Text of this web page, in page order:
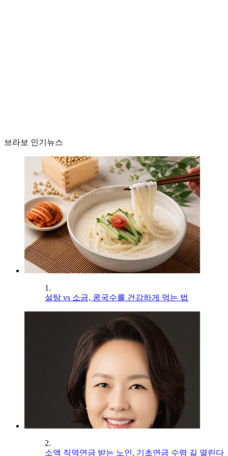
브라보 인기뉴스
1.
설탕 vs 소금, 콩국수를 건강하게 먹는 법
2.
소액 직역연금 받는 노인, 기초연금 수령 길 열린다